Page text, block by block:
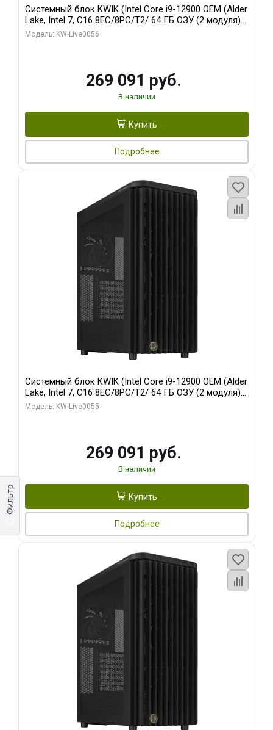
Фильтр
Системный блок KWIK (Intel Core i9-12900 OEM (Alder
Lake, Intel 7, C16 8EC/8PC/T2/ 64 ГБ ОЗУ (2 модуля)/
Palit RTX5080 INFINITY 3 OC 16GB GDDR7 256bit 3xDP
Модель: KW-Live0056
269 091 руб.
В наличии
Купить
Подробнее
Системный блок KWIK (Intel Core i9-12900 OEM (Alder
Lake, Intel 7, C16 8EC/8PC/T2/ 64 ГБ ОЗУ (2 модуля)/
MSI RTX5080 SHADOW 3X OC 16GB GDDR7 256bit 3xDP
Модель: KW-Live0055
269 091 руб.
В наличии
Купить
Подробнее